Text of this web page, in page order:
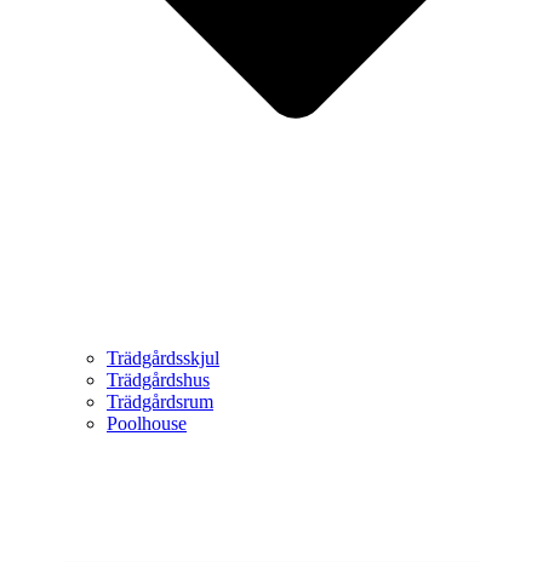
Trädgårdsskjul
Trädgårdshus
Trädgårdsrum
Poolhouse